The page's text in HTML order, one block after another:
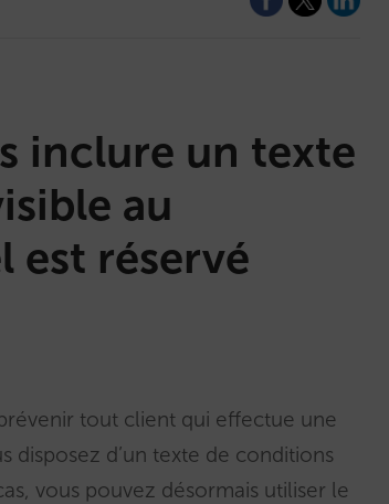
inclure un texte
au
est réservé
tout client qui effectue une
disposez d’un texte de conditions
vous pouvez désormais utiliser le